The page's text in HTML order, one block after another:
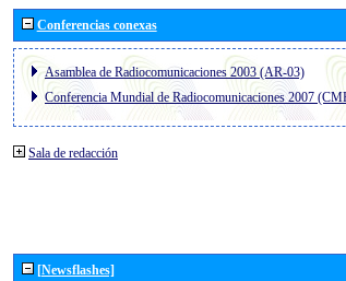
Conferencias conexas
Asamblea de Radiocomunicaciones 2003 (AR-03)
Conferencia Mundial de Radiocomunicaciones 2007
Sala de redacción
[Newsflashes]